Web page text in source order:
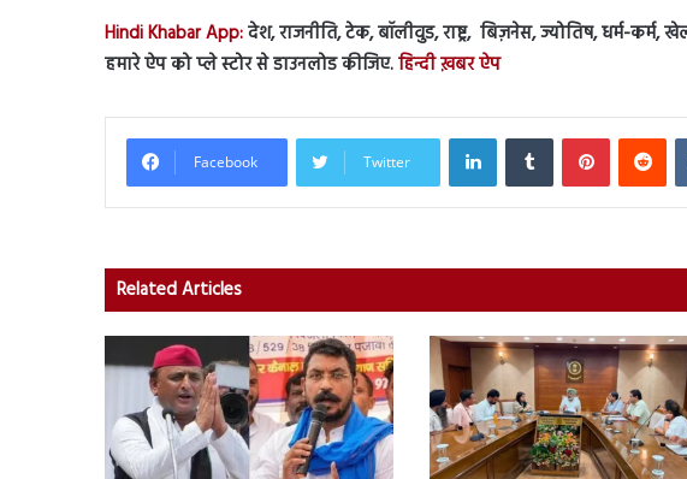
Hindi Khabar App:देश, राजनीति, टेक, बॉलीवुड, राष्ट्र, बिज़नेस, ज्योतिष, धर्म-
हमारे ऐप को प्ले स्टोर से डाउनलोड कीजिए.हिन्दी ख़बर ऐप
Facebook Twitter
LinkedInTumblr Pinterest
Related Articles